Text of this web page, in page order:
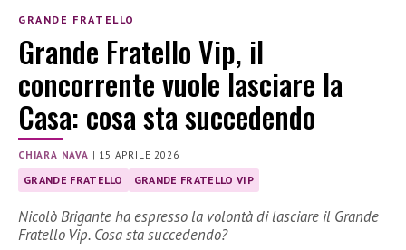
GRANDE FRATELLO
Grande Fratello Vip, il
concorrente vuole lasciare la
Casa: cosa sta succedendo
CHIARA NAVA | 15 APRILE 2026
GRANDE FRATELLO GRANDE FRATELLO VIP
Nicolò Brigante ha espresso la volontà di lasciare il Grande
Fratello Vip. Cosa sta succedendo?